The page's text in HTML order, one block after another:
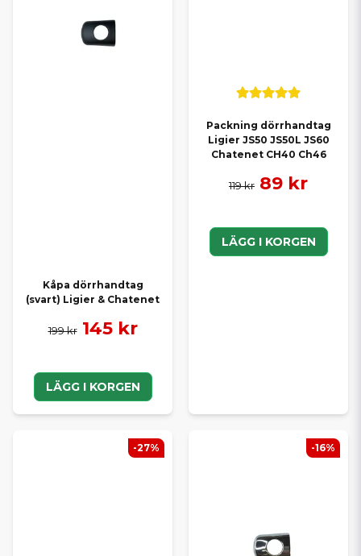
Kåpa dörrhandtag
(svart) Ligier & Chatenet
199 kr 145 kr
LÄGG I KORGEN
Packning dörrhandtag
Ligier JS50 JS50L JS60
Chatenet CH40 Ch46
119 kr 89 kr
LÄGG I KORGEN
-27% -16%